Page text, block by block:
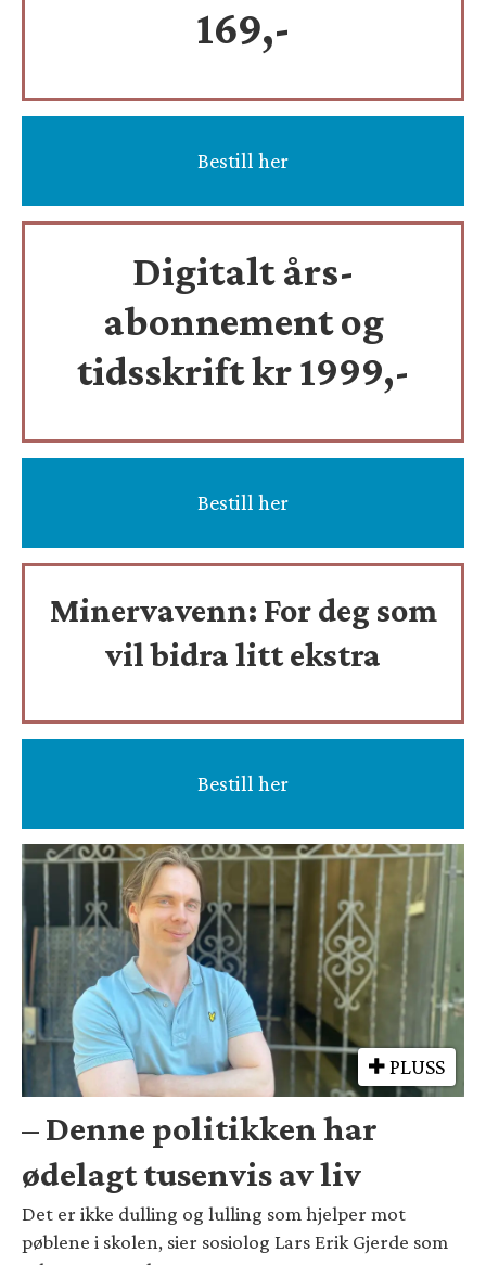
169,-
Bestill her
Digitalt års-
abonnement og
tidsskriftkr 1999,-
Bestill her
Minervavenn: For deg som
vil bidra litt ekstra
Bestill her
PLUSS
– Denne politikken har
ødelagt tusenvis av liv
Det er ikke dulling og lulling som hjelper mot
pøblene i skolen, sier sosiolog Lars Erik Gjerde som